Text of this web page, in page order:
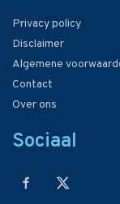
Privacy policy
Disclaimer
Algemene
Contact
Over ons
Sociaal